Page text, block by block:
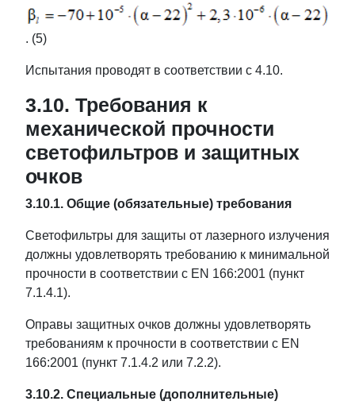
. (5)
Испытания проводят в соответствии с 4.10.
3.10. Требования к
механической прочности
светофильтров и защитных
очков
3.10.1. Общие (обязательные) требования
Светофильтры для защиты от лазерного излучения
должны удовлетворять требованию к минимальной
прочности в соответствии с EN 166:2001 (пункт
7.1.4.1).
Оправы защитных очков должны удовлетворять
требованиям к прочности в соответствии с EN
166:2001 (пункт 7.1.4.2 или 7.2.2).
3.10.2. Специальные (дополнительные)